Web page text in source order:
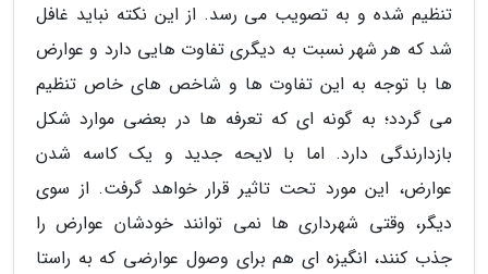
تنظیم شده و به تصویب می رسد. از این نکته نباید غافل
شد که هر شهر نسبت به دیگری تفاوت هایی دارد و عوارض
ها با توجه به این تفاوت ها و شاخص های خاص تنظیم
می گردد؛ به گونه ای که تعرفه ها در بعضی موارد شکل
بازدارندگی دارد. اما با لایحه جدید و یک کاسه شدن
عوارض، این مورد تحت تاثیر قرار خواهد گرفت. از سوی
دیگر، وقتی شهرداری ها نمی توانند خودشان عوارض را
جذب کنند، انگیزه ای هم برای وصول عوارضی که به راستا